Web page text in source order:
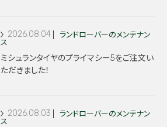
2026.08.04
ランドローバーのメンテナン
ス
ミシュランタイヤのプライマシー5をご注文い
ただきました！
2026.08.03
ランドローバーのメンテナン
ス